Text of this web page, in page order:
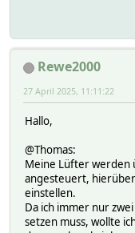
Rewe2000
27 April 2025, 11:11:22
Hallo,
@Thomas:
Meine Lüfter werden
angesteuert,
einstellen.
Da ich immer nur
setzen muss, wollte